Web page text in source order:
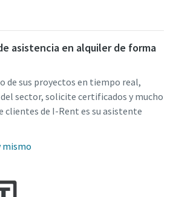
asistencia en alquiler de forma
de sus proyectos en tiempo real,
sector, solicite certificados y mucho
clientes de I-Rent es su asistente
mismo